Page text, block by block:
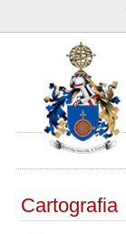
Cartografia